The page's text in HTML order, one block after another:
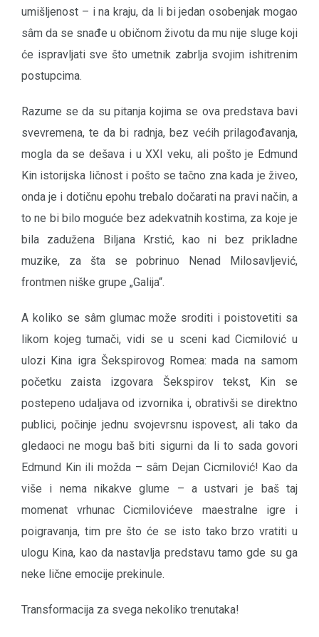
umišljenost – i na kraju, da li bi jedan osobenjak mogao
sâm da se snađe u običnom životu da mu nije sluge koji
će ispravljati sve što umetnik zabrlja svojim ishitrenim
postupcima.
Razume se da su pitanja kojima se ova predstava bavi
svevremena, te da bi radnja, bez većih prilagođavanja,
mogla da se dešava i u XXI veku, ali pošto je Edmund
Kin istorijska ličnost i pošto se tačno zna kada je živeo,
onda je i dotičnu epohu trebalo dočarati na pravi način, a
to ne bi bilo moguće bez adekvatnih kostima, za koje je
bila zadužena Biljana Krstić, kao ni bez prikladne
muzike, za šta se pobrinuo Nenad Milosavljević,
frontmen niške grupe „Galija“.
A koliko se sâm glumac može sroditi i poistovetiti sa
likom kojeg tumači, vidi se u sceni kad Cicmilović u
ulozi Kina igra Šekspirovog Romea: mada na samom
početku zaista izgovara Šekspirov tekst, Kin se
postepeno udaljava od izvornika i, obrativši se direktno
publici, počinje jednu svojevrsnu ispovest, ali tako da
gledaoci ne mogu baš biti sigurni da li to sada govori
Edmund Kin ili možda – sâm Dejan Cicmilović! Kao da
više i nema nikakve glume – a ustvari je baš taj
momenat vrhunac Cicmilovićeve maestralne igre i
poigravanja, tim pre što će se isto tako brzo vratiti u
ulogu Kina, kao da nastavlja predstavu tamo gde su ga
neke lične emocije prekinule.
Transformacija za svega nekoliko trenutaka!